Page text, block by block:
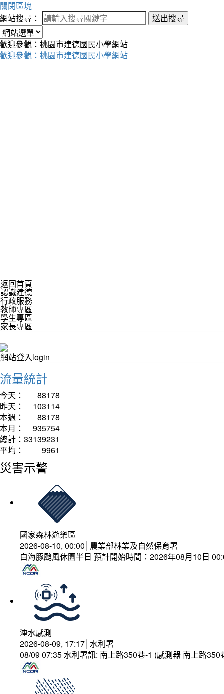
關閉區塊
網站搜尋：
送出搜尋
歡迎參觀：桃園市建德國民小學網站
歡迎參觀：桃園市建德國民小學網站
返回首頁
認識建德
行政服務
教師專區
學生專區
家長專區
網站登入login
流量統計
今天：
88178
昨天：
103114
本週：
88178
本月：
935754
總計： 33139231
平均：
9961
災害示警
國家森林遊樂區
2026-08-10, 00:00│農業部林業及自然保育署
白海豚颱風休園半日 預計開始時間：2026年08月10日
淹水感測
2026-08-09, 17:17│水利署
08/09 07:35 水利署訊: 南上路350巷-1 (感測器 南上路